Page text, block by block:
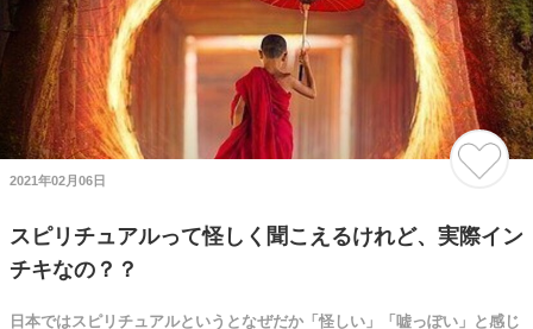
2021年02月06日
スピリチュアルって怪しく聞こえるけれど、実際イン
チキなの？？
日本ではスピリチュアルというとなぜだか「怪しい」「嘘っぽい」と感じ